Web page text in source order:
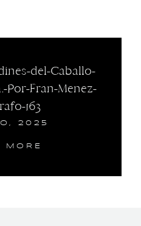
del-Caballo-
Por-Fran-Menez-
163
2025
MORE